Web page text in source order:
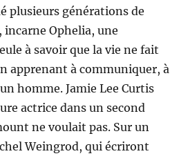
plusieurs générations de
incarne Ophelia, une
à savoir que la vie ne fait
apprenant à communiquer, à
homme. Jamie Lee Curtis
actrice dans un second
ne voulait pas. Sur un
Weingrod, qui écriront